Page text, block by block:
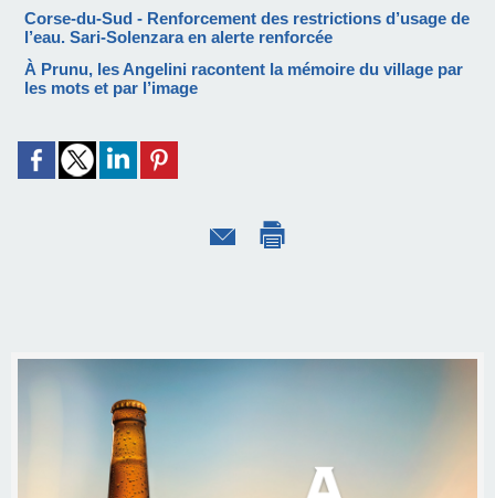
Corse-du-Sud - Renforcement des restrictions d’usage de
l’eau. Sari-Solenzara en alerte renforcée
À Prunu, les Angelini racontent la mémoire du village par
les mots et par l’image